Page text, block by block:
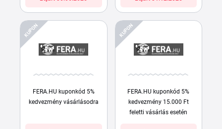
KUPON
FERA.HU kuponkód 5%
kedvezmény vásárlásodra
KUPON
FERA.HU kuponkód 5%
kedvezmény 15.000 Ft
feletti vásárlás esetén